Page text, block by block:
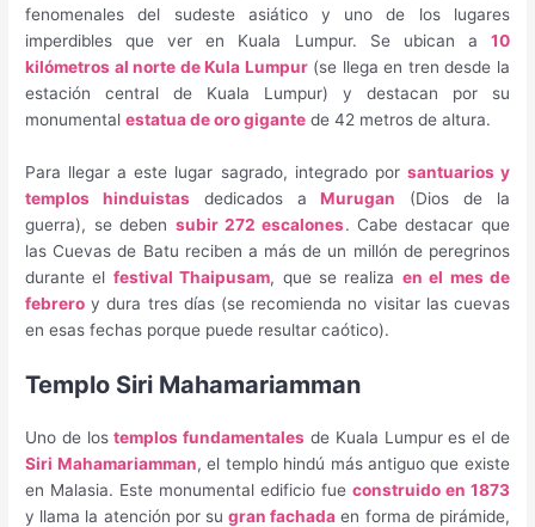
fenomenales del sudeste asiático y uno de los lugares
imperdibles que ver en Kuala Lumpur. Se ubican a 10
kilómetros al norte de Kula Lumpur(se llega en tren desde la
estación central de Kuala Lumpur) y destacan por su
monumentalestatua de oro gigante de 42 metros de altura.
Para llegar a este lugar sagrado, integrado por santuarios y
templos hinduistasdedicados aMurugan (Dios de la
guerra), se deben subir 272 escalones. Cabe destacar que
las Cuevas de Batu reciben a más de un millón de peregrinos
durante el festival Thaipusam, que se realiza en el mes de
febrero y dura tres días (se recomienda no visitar las cuevas
en esas fechas porque puede resultar caótico).
Templo Siri Mahamariamman
Uno de lostemplos fundamentales de Kuala Lumpur es el de
Siri Mahamariamman, el templo hindú más antiguo que existe
en Malasia. Este monumental edificio fue construido en 1873
y llama la atención por sugran fachada en forma de pirámide,